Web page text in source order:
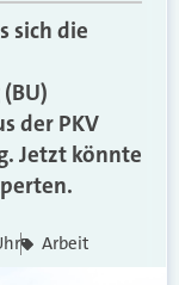
sich die
der PKV
Jetzt könnte
Arbeit